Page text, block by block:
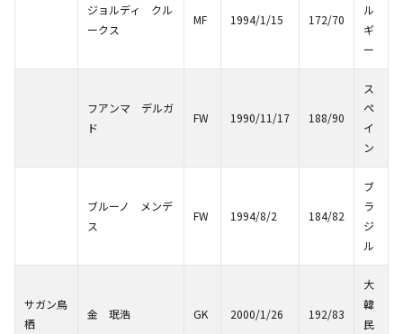
ジョルディ クル
ークス
MF 1994/1/15 172/70
ル
ギ
ー
フアンマ デルガ
ド
FW 1990/11/17 188/90
ス
ペ
イ
ン
ブルーノ メンデ
ス
FW 1994/8/2 184/82
ブ
ラ
ジ
ル
サガン鳥
栖
金 珉浩 GK 2000/1/26 192/83
大
韓
民